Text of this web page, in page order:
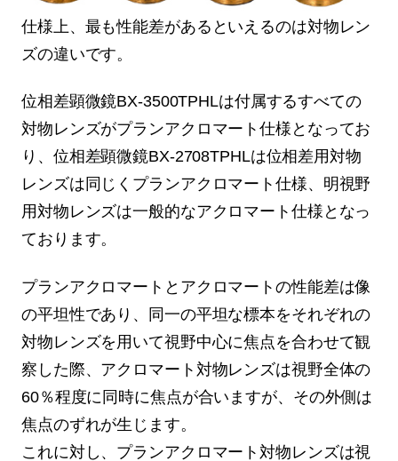
仕様上、最も性能差があるといえるのは対物レン
ズの違いです。
位相差顕微鏡BX-3500TPHLは付属するすべての
対物レンズがプランアクロマート仕様となってお
り、位相差顕微鏡BX-2708TPHLは位相差用対物
レンズは同じくプランアクロマート仕様、明視野
用対物レンズは一般的なアクロマート仕様となっ
ております。
プランアクロマートとアクロマートの性能差は像
の平坦性であり、同一の平坦な標本をそれぞれの
対物レンズを用いて視野中心に焦点を合わせて観
察した際、アクロマート対物レンズは視野全体の
60％程度に同時に焦点が合いますが、その外側は
焦点のずれが生じます。
これに対し、プランアクロマート対物レンズは視